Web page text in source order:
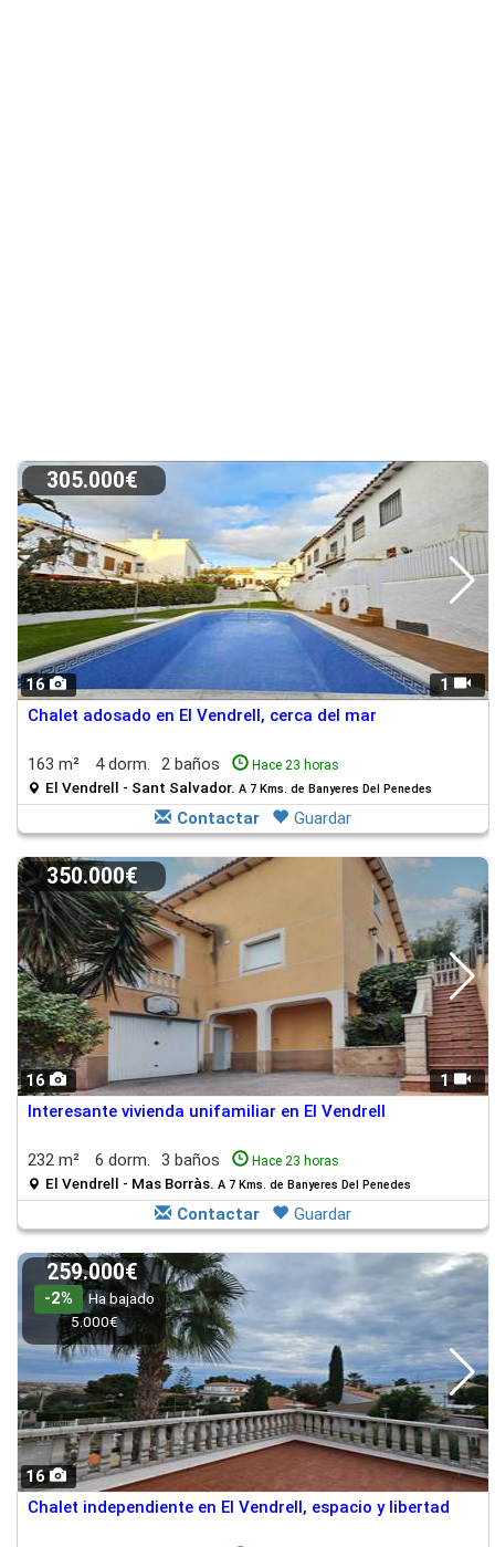
16 1
305.000€
Chalet adosado en El Vendrell, cerca del mar
163 m² 4 dorm. 2 baños Hace 23 horas
El Vendrell - Sant Salvador. A 7 Kms. de Banyeres Del Penedes
Contactar Guardar
16 1
350.000€
Interesante vivienda unifamiliar en El Vendrell
232 m² 6 dorm. 3 baños Hace 23 horas
El Vendrell - Mas Borràs. A 7 Kms. de Banyeres Del Penedes
Contactar Guardar
16
259.000€
-2%
Ha bajado
5.000€
Chalet independiente en El Vendrell, espacio y libertad